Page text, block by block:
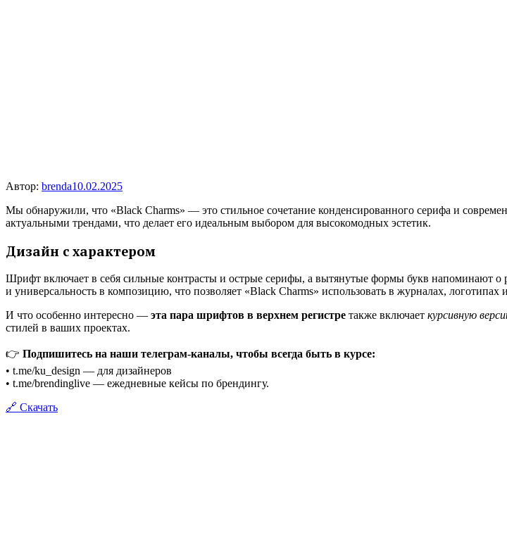
Автор: brenda10.02.2025
Мы обнаружили, что «Black Charms» — это стильное сочетание конденсированного серифа и
актуальными трендами, что делает его идеальным выбором для высокомодных эстетик.
Дизайн с характером
Шрифт включает в себя сильные контрасты и острые серифы, а вытянутые формы букв напоминают о
и универсальность в композицию, что позволяет «Black Charms» использовать в журналах, логотипах
И что особенно интересно — эта пара шрифтов в верхнем регистре также включает курсивную
стилей в ваших проектах.
👉 Подпишитесь на наши телеграм-каналы, чтобы всегда быть в курсе:
• t.me/ku_design — для дизайнеров
• t.me/brendinglive — ежедневные кейсы по брендингу.
🔗 Скачать